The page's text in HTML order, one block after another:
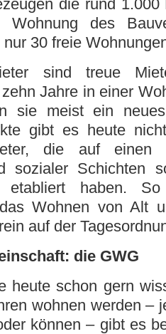
die rund 1.000
des
30 freie
sind treue
Jahre in einer
sie meist ein
gibt es heute
die auf einen
sozialer Schichten
etabliert haben.
Wohnen von Alt
auf der
die GWG
heute schon gern
wohnen werden –
können – gibt es